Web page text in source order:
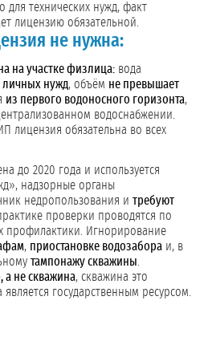
для технических нужд, факт
лицензию обязательной.
не нужна:
на участке физлица: вода
личных нужд, объём не превышает
из первого водоносного горизонта,
водоснабжении.
лицензия обязательна во всех
до 2020 года и используется
надзорные органы
недропользования и требуют
проверки проводятся по
профилактики. Игнорирование
, приостановке водозабора и, в
тампонажу скважины
а не скважина, скважина это
государственным ресурсом.